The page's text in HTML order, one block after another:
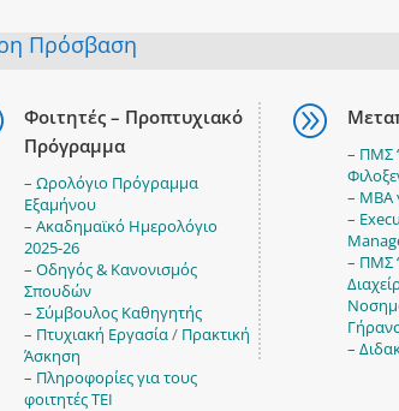
Πρόσβαση
Φοιτητές – Προπτυχιακό
Πρόγραμμα
– Ωρολόγιο Πρόγραμμα
Εξαμήνου
– Ακαδημαϊκό Ημερολόγιο
2025-26
– Οδηγός & Κανονισμός
Σπουδών
– Σύμβουλος Καθηγητής
– Πτυχιακή Εργασία/ Πρακτική
Άσκηση
– Πληροφορίες για τους
φοιτητές TEI
A
– ΠΜΣ
– ΜΒΑ
–
– ΠΜΣ
–